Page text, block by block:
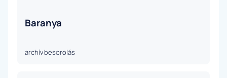
Baranya
archív besorolás